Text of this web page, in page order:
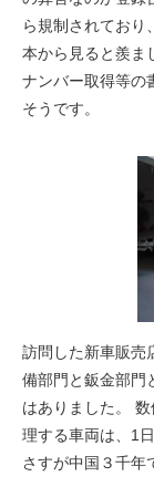
ら規制されており
本から見ると羨ま
ナンバー取得等の
そうです。
訪問した新車販売
備部門と鈑金部門
はありました。
理する車両は、1
さすが中国３千年